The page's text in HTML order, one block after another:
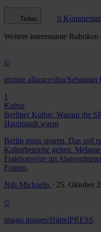
Teilen 0
Weitere interessante Rubriken
©
picture alliance/dpa/
1
Kultur
Berliner Kultur: Warum die
Hauptstadt warnt
Berlin muss sparen. Das soll
Kulturbetriebe gelten.
Fraktionsvize im
Folgen.
Nils Michaelis · 25. Oktober
©
imago images/HärtelPRESS